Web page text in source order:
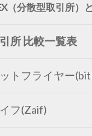
（分散型取引所）
所 比較一覧表
トフライヤー
フ(Zaif)